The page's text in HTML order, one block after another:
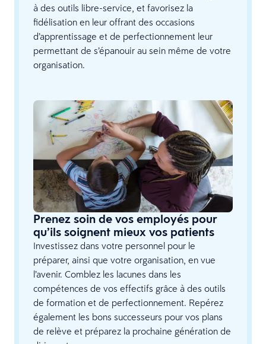
à des outils libre-service, et favorisez la
fidélisation en leur offrant des occasions
d’apprentissage et de perfectionnement leur
permettant de s’épanouir au sein même de votre
organisation.
Prenez soin de vos employés pour
qu’ils soignent mieux vos patients
Investissez dans votre personnel pour le
préparer, ainsi que votre organisation, en vue
l’avenir. Comblez les lacunes dans les
compétences de vos effectifs grâce à des outils
de formation et de perfectionnement. Repérez
également les bons successeurs pour vos plans
de relève et préparez la prochaine génération de